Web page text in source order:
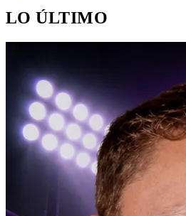
LO ÚLTIMO